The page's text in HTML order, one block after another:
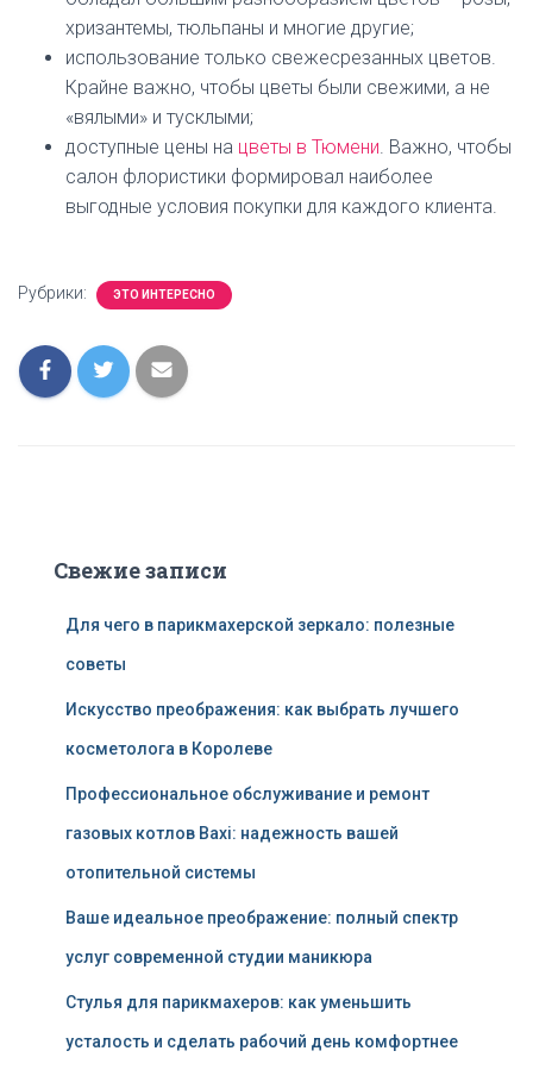
хризантемы, тюльпаны и многие другие;
использование только свежесрезанных цветов.
Крайне важно, чтобы цветы были свежими, а не
«вялыми» и тусклыми;
доступные цены на цветы в Тюмени. Важно, чтобы
салон флористики формировал наиболее
выгодные условия покупки для каждого клиента.
Рубрики: ЭТО ИНТЕРЕСНО
Свежие записи
Для чего в парикмахерской зеркало: полезные
советы
Искусство преображения: как выбрать лучшего
косметолога в Королеве
Профессиональное обслуживание и ремонт
газовых котлов Baxi: надежность вашей
отопительной системы
Ваше идеальное преображение: полный спектр
услуг современной студии маникюра
Стулья для парикмахеров: как уменьшить
усталость и сделать рабочий день комфортнее